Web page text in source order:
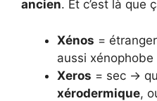
ancien. Et c’est là que
Xénos =
aussi
Xeros = sec →
xérodermique,